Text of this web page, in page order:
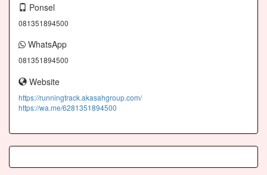
Ponsel
081351894500
WhatsApp
081351894500
Website
https://runningtrack.akasahgroup.com/
https://wa.me/6281351894500